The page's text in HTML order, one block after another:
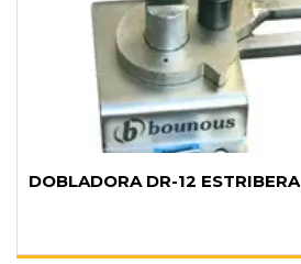
DOBLADORA DR-12 ESTRIBERA